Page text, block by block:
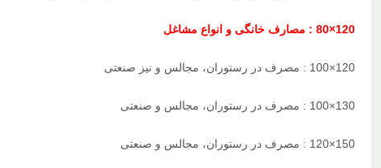
120×80 : مصارف خانگی و انواع مشاغل
120×100 : مصرف در رستوران‌، مجالس و نیز صنعتی
130×100 : مصرف در رستوران‌، مجالس و صنعتی
150×120 : مصرف در رستوران‌، مجالس و صنعتی